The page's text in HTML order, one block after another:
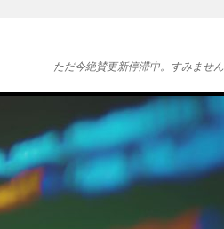
ただ今絶賛更新停滞中。すみません